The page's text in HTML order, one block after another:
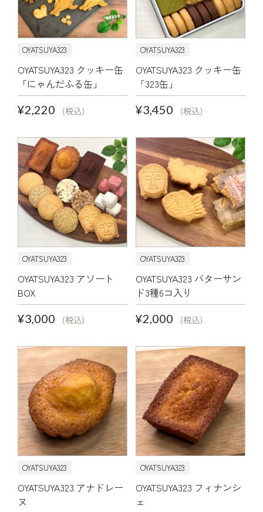
OYATSUYA323
OYATSUYA323 クッキー缶
「にゃんだふる缶」
¥2,220
(税込)
OYATSUYA323
OYATSUYA323 クッキー缶
「323缶」
¥3,450
(税込)
OYATSUYA323
OYATSUYA323 アソート
BOX
¥3,000
(税込)
OYATSUYA323
OYATSUYA323 バターサン
ド3種6コ入り
¥2,000
(税込)
OYATSUYA323
OYATSUYA323 アナドレー
ヌ
OYATSUYA323
OYATSUYA323 フィナンシ
ェ